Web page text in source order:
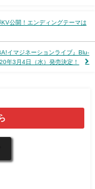
公開！エンディングテーマは
イマジネーションライブ』Blu-
年3月4日（水）発売決定！